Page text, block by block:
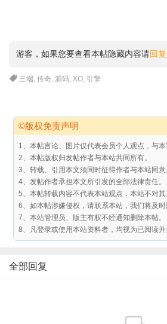
游客，如果您要查看本帖隐藏内容请回复
三端,传奇,源码,XO, 引擎
©版权免责声明
1、本帖言论、图片仅代表会员个人观点，与本
2、本帖版权归发帖作者与本站共同所有。
3、转载、引用本文须同时征得作者与本站同意
4、发帖作者承担本文所引发的全部法律责任。
5、本帖转载内容不代表本站观点，本站不对其
6、如本帖涉嫌侵权，请联系本站，我们将及时
7、本站管理员、版主有权不经通知删除本帖。
8、凡登录或使用本站资料者，均视为已阅读
全部回复